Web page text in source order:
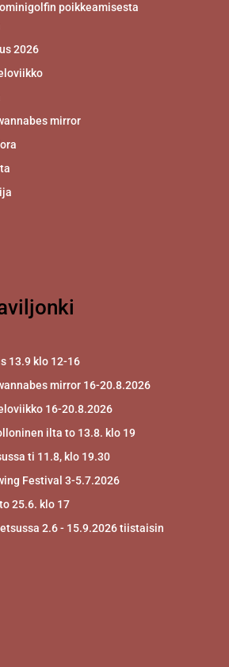
poikkeamisesta
2026
mirror
13.9 klo 12-16
mirror 16-20.8.2026
16-20.8.2026
ilta to 13.8. klo 19
ti 11.8, klo 19.30
Festival 3-5.7.2026
25.6. klo 17
2.6 - 15.9.2026 tiistaisin